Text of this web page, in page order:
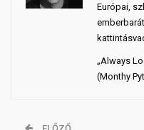
Európai,
„Always
(Monthy